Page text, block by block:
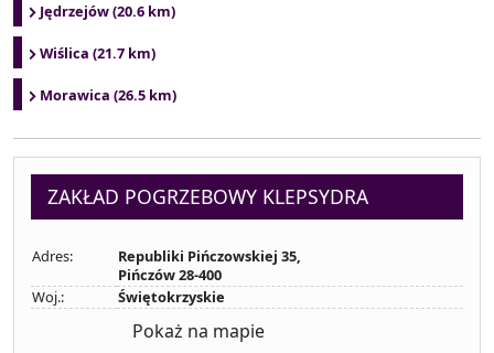
Jędrzejów (20.6 km)
Wiślica (21.7 km)
Morawica (26.5 km)
ZAKŁAD POGRZEBOWY KLEPSYDRA
Adres:
Republiki Pińczowskiej 35,
Pińczów 28-400
Woj.:
Świętokrzyskie
Pokaż na mapie